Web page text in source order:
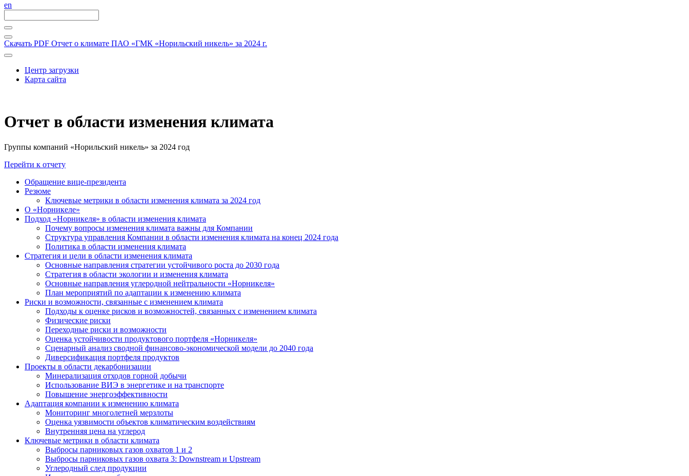
en
Скачать PDF Отчет о климате ПАО «ГМК «Норильский никель» за 2024 г.
Центр загрузки
Карта сайта
Отчет в области изменения климата
Группы компаний «Норильский никель» за 2024 год
Перейти к отчету
Обращение вице-президента
Резюме
Ключевые метрики в области изменения климата за 2024 год
О «Норникеле»
Подход «Норникеля» в области изменения климата
Почему вопросы изменения климата важны для Компании
Структура управления Компании в области изменения климата на конец 2024 года
Политика в области изменения климата
Стратегия и цели в области изменения климата
Основные направления стратегии устойчивого роста до 2030 года
Стратегия в области экологии и изменения климата
Основные направления углеродной нейтральности «Норникеля»
План мероприятий по адаптации к изменению климата
Риски и возможности, связанные с изменением климата
Подходы к оценке рисков и возможностей, связанных с изменением климата
Физические риски
Переходные риски и возможности
Оценка устойчивости продуктового портфеля «Норникеля»
Сценарный анализ сводной финансово-экономической модели до 2040 года
Диверсификация портфеля продуктов
Проекты в области декарбонизации
Минерализация отходов горной добычи
Использование ВИЭ в энергетике и на транспорте
Повышение энергоэффективности
Адаптация компании к изменению климата
Мониторинг многолетней мерзлоты
Оценка уязвимости объектов климатическим воздействиям
Внутренняя цена на углерод
Ключевые метрики в области климата
Выбросы парниковых газов охватов 1 и 2
Выбросы парниковых газов охвата 3: Downstream и Upstream
Углеродный след продукции